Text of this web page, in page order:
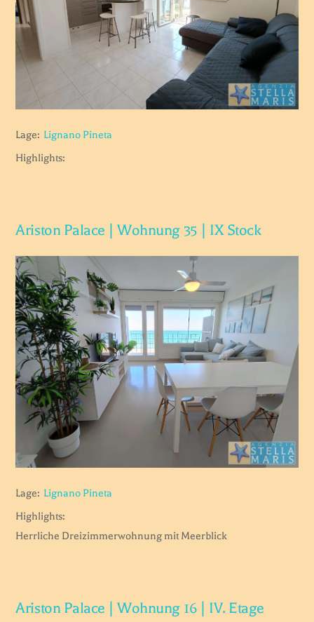
Lage: Lignano Pineta
Highlights:
Ariston Palace | Wohnung 35 | IX Stock
Lage: Lignano Pineta
Highlights:
Herrliche Dreizimmerwohnung mit Meerblick
Ariston Palace | Wohnung 16 | IV. Etage